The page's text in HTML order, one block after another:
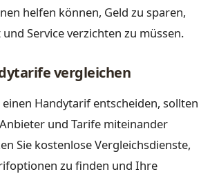
helfen können, Geld zu sparen,
Service verzichten zu müssen.
vergleichen
Handytarif entscheiden, sollten
und Tarife miteinander
Sie kostenlose Vergleichsdienste,
zu finden und Ihre